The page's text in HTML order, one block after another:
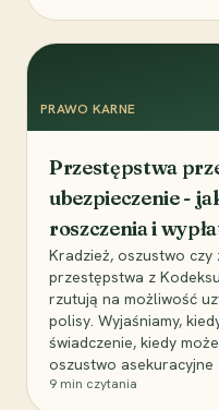
PRAWO KARNE
Przestępstwa
ubezpieczenie -
roszczenia i
Kradzież, oszustwo czy
przestępstwa z
rzutują na możliwość
polisy. Wyjaśniamy,
świadczenie, kiedy
oszustwo asekuracyjne
9 min czytania